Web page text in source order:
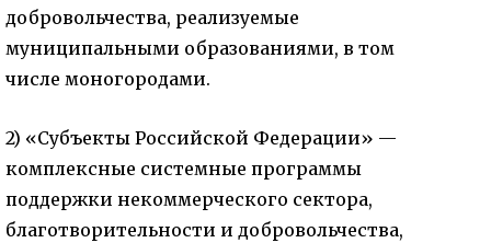
добровольчества, реализуемые
муниципальными образованиями, в том
числе моногородами.
2) «Субъекты Российской Федерации» —
комплексные системные программы
поддержки некоммерческого сектора,
благотворительности и добровольчества,